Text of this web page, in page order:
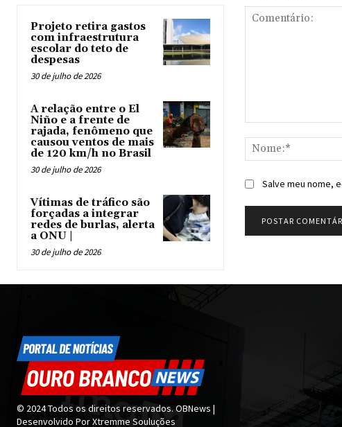
Projeto retira gastos
com infraestrutura
escolar do teto de
despesas
30 de julho de 2026
A relação entre o El
Niño e a frente de
rajada, fenômeno que
causou ventos de mais
de 120 km/h no Brasil
30 de julho de 2026
Vítimas de tráfico são
forçadas a integrar
redes de burlas, alerta
a ONU |
30 de julho de 2026
Salve meu nome,
© 2024 Todos os direitos reservados. OBNews |
Desenvolvido Por Xtremme Souluções